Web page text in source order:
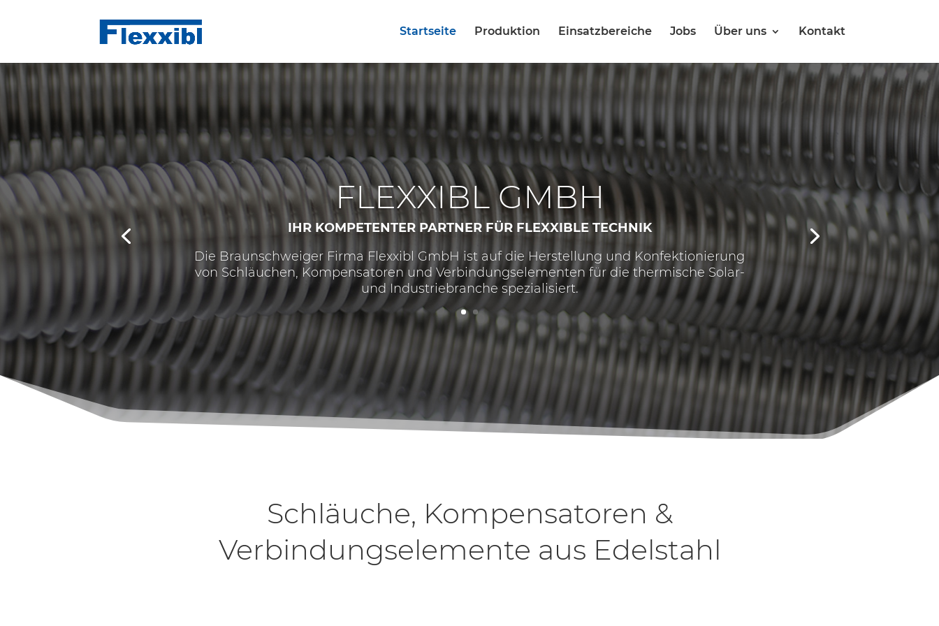
Startseite Produktion Einsatzbereiche Jobs Über uns Kontakt
FLEXXIBL GMBH
IHR KOMPETENTER PARTNER FÜR FLEXXIBLE TECHNIK
Die Braunschweiger Firma Flexxibl GmbH ist auf die Herstellung und Konfektionierung
von Schläuchen, Kompensatoren und Verbindungselementen für die thermische Solar-
und Industriebranche spezialisiert.
Schläuche, Kompensatoren &
Verbindungselemente aus Edelstahl